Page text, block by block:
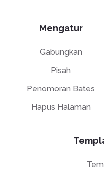
Mengatur
Gabungkan
Pisah
Penomoran Bates
Hapus Halaman